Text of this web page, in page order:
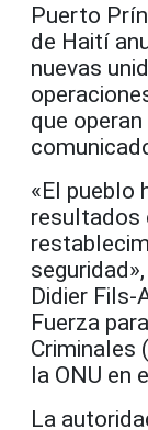
Puerto
de Haití
nuevas
que
«El pueblo
resultados
Didier Fils-
Fuerza
Criminales
la ONU en
La